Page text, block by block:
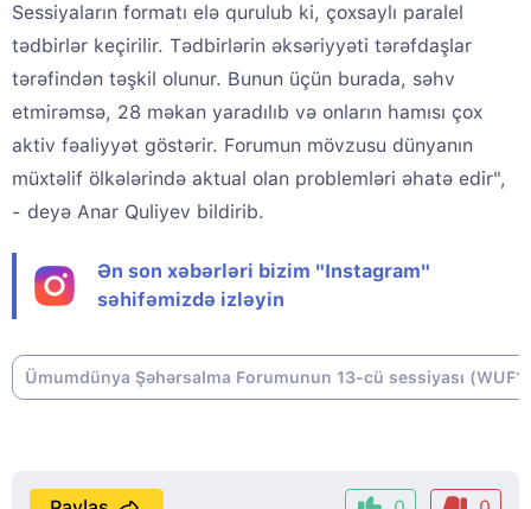
Sessiyaların formatı elə qurulub ki, çoxsaylı paralel
tədbirlər keçirilir. Tədbirlərin əksəriyyəti tərəfdaşlar
tərəfindən təşkil olunur. Bunun üçün burada, səhv
etmirəmsə, 28 məkan yaradılıb və onların hamısı çox
aktiv fəaliyyət göstərir. Forumun mövzusu dünyanın
müxtəlif ölkələrində aktual olan problemləri əhatə edir",
- deyə Anar Quliyev bildirib.
Ən son xəbərləri bizim "Instagram"
səhifəmizdə izləyin
Ümumdünya Şəhərsalma Forumunun 13-cü sessiyası